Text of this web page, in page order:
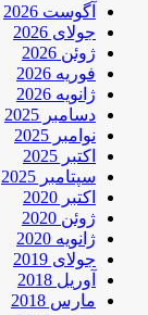
آگوست 2026
جولای 2026
ژوئن 2026
فوریه 2026
ژانویه 2026
دسامبر 2025
نوامبر 2025
اکتبر 2025
سپتامبر 2025
اکتبر 2020
ژوئن 2020
ژانویه 2020
جولای 2019
آوریل 2018
مارس 2018